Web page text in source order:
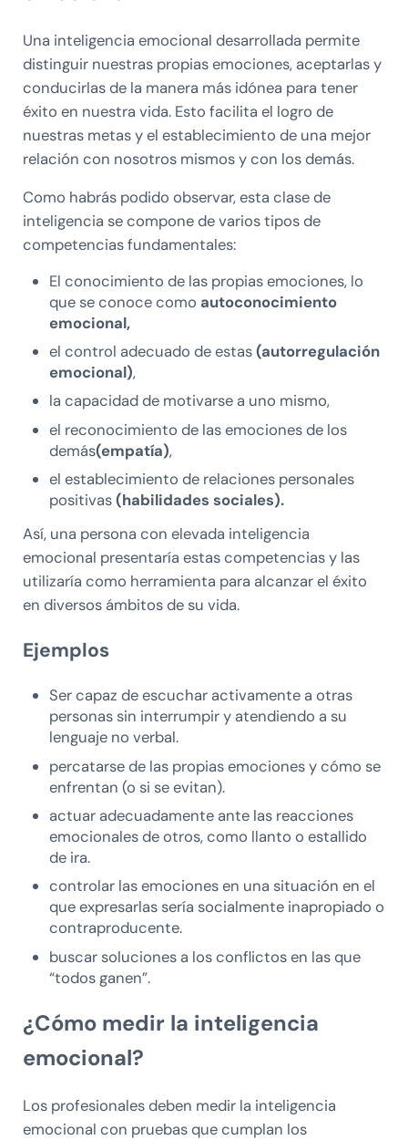
Una inteligencia emocional desarrollada permite
distinguir nuestras propias emociones, aceptarlas y
conducirlas de la manera más idónea para tener
éxito en nuestra vida. Esto facilita el logro de
nuestras metas y el establecimiento de una mejor
relación con nosotros mismos y con los demás.
Como habrás podido observar, esta clase de
inteligencia se compone de varios tipos de
competencias fundamentales:
El conocimiento de las propias emociones, lo
que se conoce como autoconocimiento
emocional,
el control adecuado de estas(autorregulación
emocional),
la capacidad de motivarse a uno mismo,
el reconocimiento de las emociones de los
demás(empatía),
el establecimiento de relaciones personales
positivas(habilidades sociales).
Así, una persona con elevada inteligencia
emocional presentaría estas competencias y las
utilizaría como herramienta para alcanzar el éxito
en diversos ámbitos de su vida.
Ejemplos
Ser capaz de escuchar activamente a otras
personas sin interrumpir y atendiendo a su
lenguaje no verbal.
percatarse de las propias emociones y cómo se
enfrentan (o si se evitan).
actuar adecuadamente ante las reacciones
emocionales de otros, como llanto o estallido
de ira.
controlar las emociones en una situación en el
que expresarlas sería socialmente inapropiado o
contraproducente.
buscar soluciones a los conflictos en las que
“todos ganen”.
¿Cómo medir la inteligencia
emocional?
Los profesionales deben medir la inteligencia
emocional con pruebas que cumplan los